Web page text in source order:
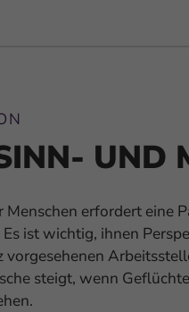
UND
erfordert eine
ist wichtig, ihnen
steigt, wenn